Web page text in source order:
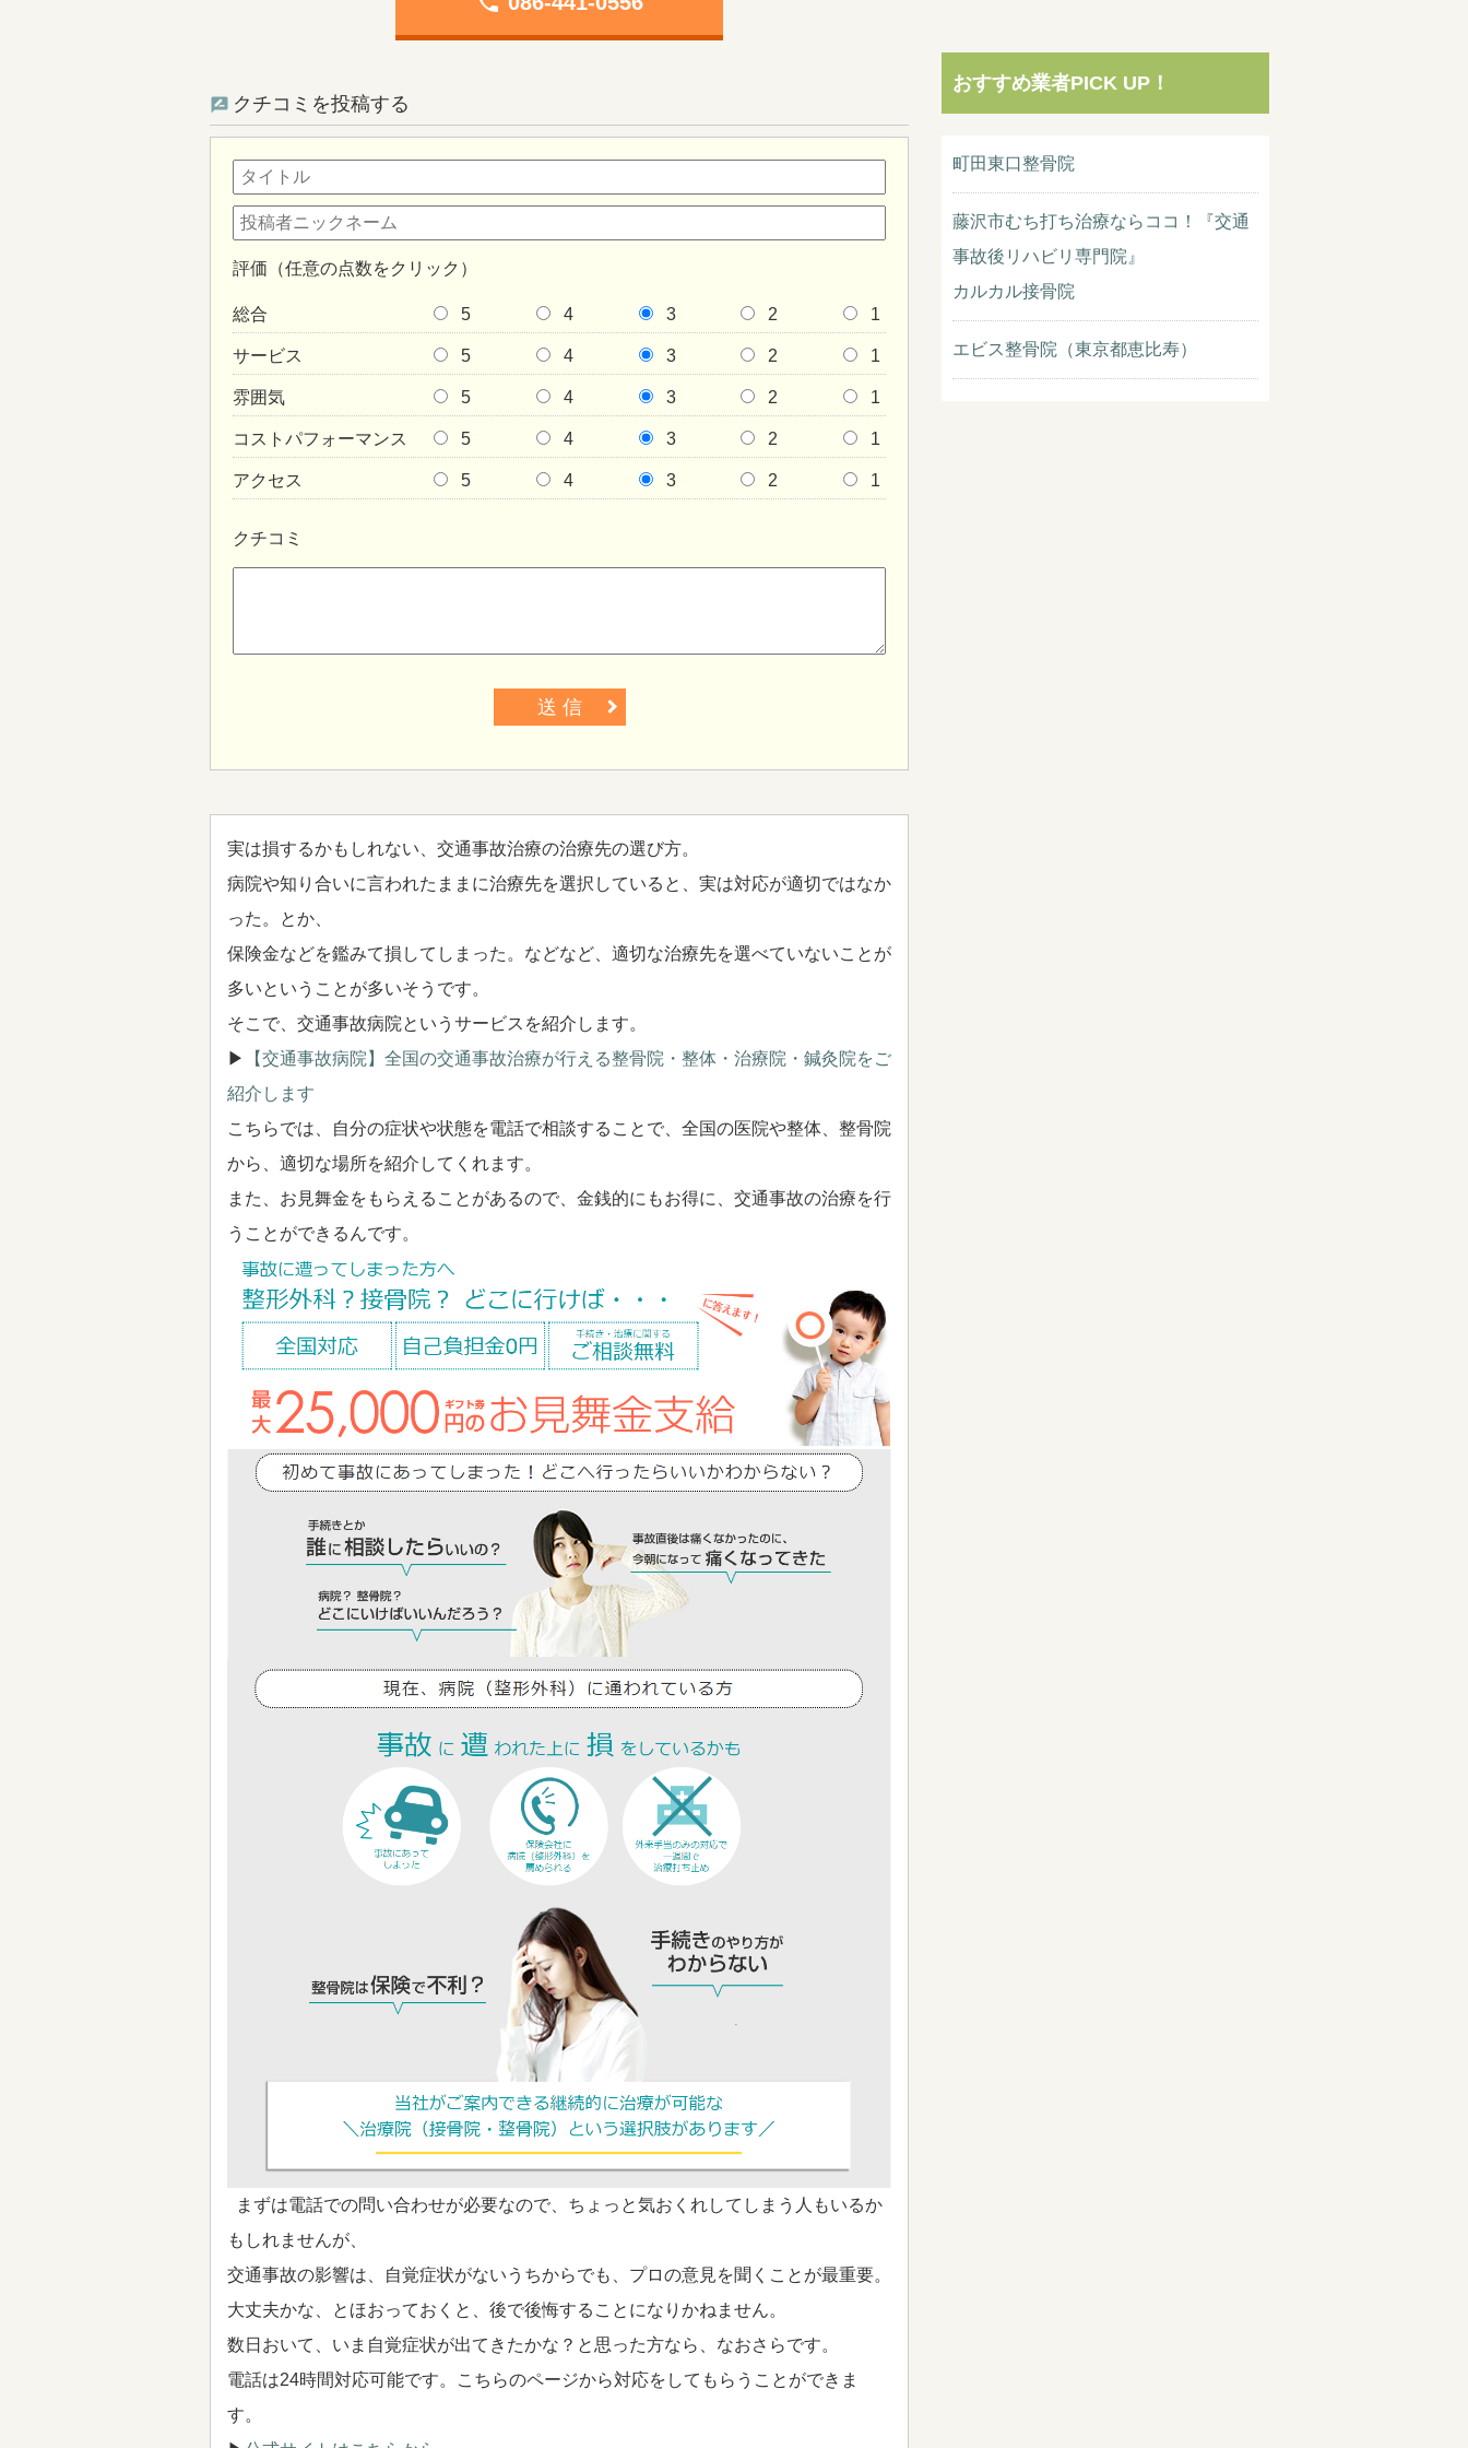
クチコミを投稿する
評価（任意の点数をクリック）
総合 5 4 3 2 1
サービス 5 4 3 2 1
雰囲気 5 4 3 2 1
コストパフォーマンス 5 4 3 2 1
アクセス 5 4 3 2 1
クチコミ
送 信
実は損するかもしれない、交通事故治療の治療先の選び方。
病院や知り合いに言われたままに治療先を選択していると、実は対応が適切ではなか
った。とか、
保険金などを鑑みて損してしまった。などなど、適切な治療先を選べていないことが
多いということが多いそうです。
そこで、交通事故病院というサービスを紹介します。
▶
【交通事故病院】全国の交通事故治療が行える整骨院・整体・治療院・鍼灸院をご
紹介します
こちらでは、自分の症状や状態を電話で相談することで、全国の医院や整体、整骨院
から、適切な場所を紹介してくれます。
また、お見舞金をもらえることがあるので、金銭的にもお得に、交通事故の治療を行
うことができるんです。
まずは電話での問い合わせが必要なので、ちょっと気おくれしてしまう人もいるか
もしれませんが、
交通事故の影響は、自覚症状がないうちからでも、プロの意見を聞くことが最重要。
大丈夫かな、とほおっておくと、後で後悔することになりかねません。
数日おいて、いま自覚症状が出てきたかな？と思った方なら、なおさらです。
電話は24時間対応可能です。こちらのページから対応をしてもらうことができま
す。
おすすめ業者PICK UP！
町田東口整骨院
藤沢市むち打ち治療ならココ！『交通
事故後リハビリ専門院』
カルカル接骨院
エビス整骨院（東京都恵比寿）